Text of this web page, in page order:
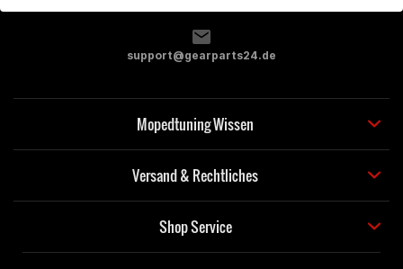
support@gearparts24.de
Mopedtuning Wissen
Versand & Rechtliches
Shop Service